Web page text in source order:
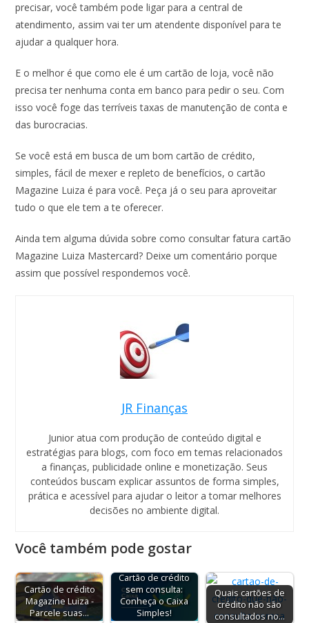
precisar, você também pode ligar para a central de
atendimento, assim vai ter um atendente disponível para te
ajudar a qualquer hora.
E o melhor é que como ele é um cartão de loja, você não
precisa ter nenhuma conta em banco para pedir o seu. Com
isso você foge das terríveis taxas de manutenção de conta e
das burocracias.
Se você está em busca de um bom cartão de crédito,
simples, fácil de mexer e repleto de benefícios, o cartão
Magazine Luiza é para você. Peça já o seu para aproveitar
tudo o que ele tem a te oferecer.
Ainda tem alguma dúvida sobre como consultar fatura cartão
Magazine Luiza Mastercard? Deixe um comentário porque
assim que possível respondemos você.
JR Finanças
Junior atua com produção de conteúdo digital e
estratégias para blogs, com foco em temas relacionados
a finanças, publicidade online e monetização. Seus
conteúdos buscam explicar assuntos de forma simples,
prática e acessível para ajudar o leitor a tomar melhores
decisões no ambiente digital.
Você também pode gostar
Cartão de crédito
Magazine Luiza -
Parcele suas…
Cartão de crédito
sem consulta:
Conheça o Caixa
Simples!
Quais cartões de
crédito não são
consultados no…